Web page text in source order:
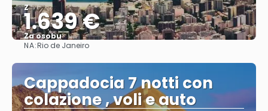
Z
1.639 €
Za osobu
NA:Rio de Janeiro
Cappadocia 7 notti con
colazione , voli e auto